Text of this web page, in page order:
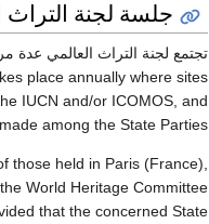
جلسة لجنة التراث
place annually where sites
IUCN and/or ICOMOS, and
among the State Parties.
those held in Paris (France),
World Heritage Committee
that the concerned State